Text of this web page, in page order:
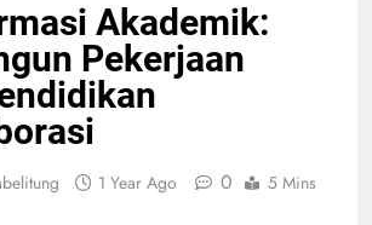
Akademik:
Pekerjaan
1 Year Ago 0 5 Mins